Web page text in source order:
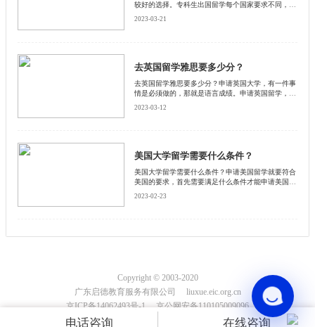
较好的选择。专科生出国留学每个国家要求不同，接
2023-03-21
去英国留学雅思要多少分？
去英国留学雅思要多少分？申请英国大学，有一件事
情是必须做的，那就是语言成绩。申请英国留学，一
2023-03-12
美国大学留学需要什么条件？
美国大学留学需要什么条件？申请美国留学就要符合
美国的要求，首先需要满足什么条件才能申请美国留
2023-02-23
Copyright © 2003-2020
广东启德教育服务有限公司 liuxue.eic.org.cn
京ICP备14062493号-1 京公网安备110105009096
电话咨询 在线咨询